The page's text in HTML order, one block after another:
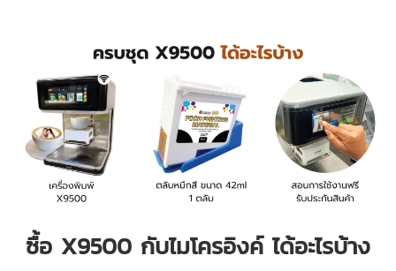
ซื้อ X9500 กับไมโครอิงค์ ได้อะไรบ้าง